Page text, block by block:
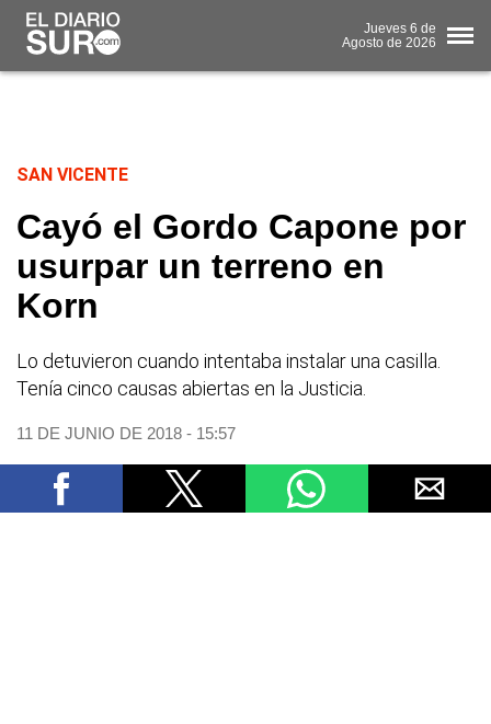
Jueves 6 de
Agosto de 2026
SAN VICENTE
Cayó el Gordo Capone por
usurpar un terreno en
Korn
Lo detuvieron cuando intentaba instalar una casilla.
Tenía cinco causas abiertas en la Justicia.
11 DE JUNIO DE 2018 - 15:57